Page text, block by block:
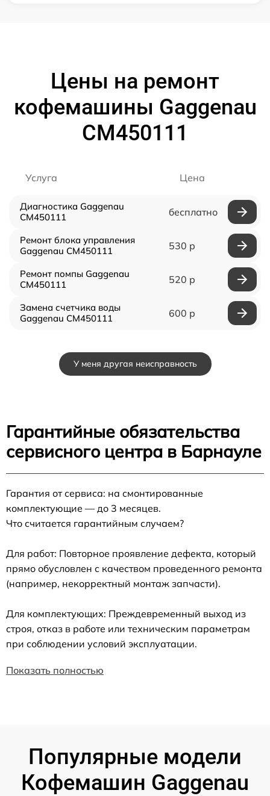
Цены на ремонт
кофемашины Gaggenau
CM450111
Услуга Цена
Диагностика Gaggenau
CM450111
бесплатно
Ремонт блока управления
Gaggenau CM450111
530 р
Ремонт помпы Gaggenau
CM450111
520 р
Замена счетчика воды
Gaggenau CM450111
600 р
У меня другая неисправность
Гарантийные обязательства
сервисного центра в Барнауле
Гарантия от сервиса: на смонтированные
комплектующие — до 3 месяцев.
Что считается гарантийным случаем?
Для работ: Повторное проявление дефекта, который
прямо обусловлен с качеством проведенного ремонта
(например, некорректный монтаж запчасти).
Для комплектующих: Преждевременный выход из
строя, отказ в работе или техническим параметрам
при соблюдении условий эксплуатации.
Показать полностью
Популярные модели
Кофемашин Gaggenau